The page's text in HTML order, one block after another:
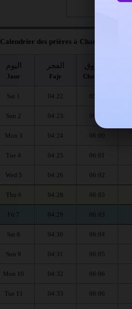
Calendrier des prières à Charef pour le
اليوم
Jour
الفجر
Fajr
الشروق
Chourouq
Sat 1 04:22 05:59
Sun 2 04:23 06:00
Mon 3 04:24 06:00
Tue 4 04:25 06:01
Wed 5 04:26 06:02
Thu 6 04:28 06:03
Fri 7 04:29 06:03
Sat 8 04:30 06:04
Sun 9 04:31 06:05
Mon 10 04:32 06:06
Tue 11 04:33 06:06